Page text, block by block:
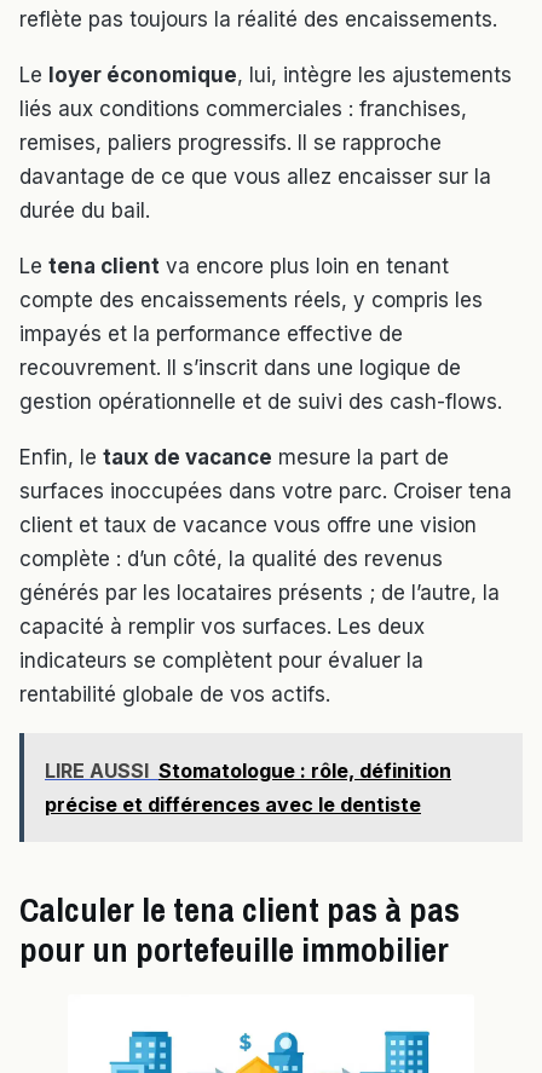
reflète pas toujours la réalité des encaissements.
Le loyer économique, lui, intègre les ajustements
liés aux conditions commerciales : franchises,
remises, paliers progressifs. Il se rapproche
davantage de ce que vous allez encaisser sur la
durée du bail.
Le tena client va encore plus loin en tenant
compte des encaissements réels, y compris les
impayés et la performance effective de
recouvrement. Il s’inscrit dans une logique de
gestion opérationnelle et de suivi des cash-flows.
Enfin, le taux de vacance mesure la part de
surfaces inoccupées dans votre parc. Croiser tena
client et taux de vacance vous offre une vision
complète : d’un côté, la qualité des revenus
générés par les locataires présents ; de l’autre, la
capacité à remplir vos surfaces. Les deux
indicateurs se complètent pour évaluer la
rentabilité globale de vos actifs.
LIRE AUSSI Stomatologue : rôle, définition
précise et différences avec le dentiste
Calculer le tena client pas à pas
pour un portefeuille immobilier